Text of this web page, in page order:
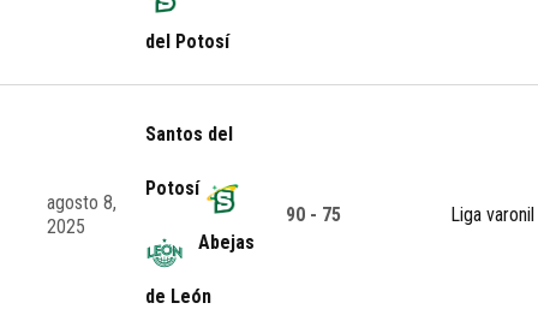
del Potosí
agosto 8,
2025
Santos del
Potosí
Abejas
de León
90 - 75 Liga varonil